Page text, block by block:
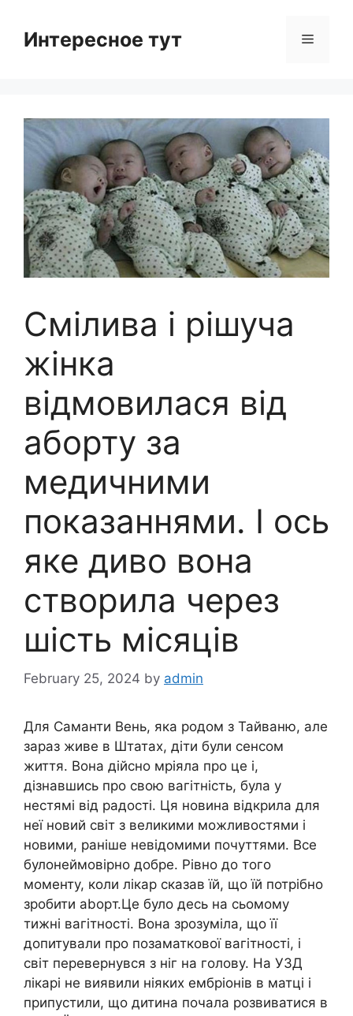
contentИнтересное тут Menu
Смілива і рішуча
жінка
відмовилася від
аборту за
медичними
показаннями. І ось
яке диво вона
створила через
шість місяців
February 25, 2024 by admin
Для Саманти Вень, яка родом з Тайваню, але
зараз живе в Штатах, діти були сенсом
життя. Вона дійсно мріяла про це і,
дізнавшись про свою вагітність, була у
нестямі від радості. Ця новина відкрила для
неї новий світ з великими можливостями і
новими, раніше невідомими почуттями. Все
булонеймовірно добре. Рівно до того
моменту, коли лікар сказав їй, що їй потрібно
зробити аbоpт.Це було десь на сьомому
тижні вагітності. Вона зрозуміла, що її
допитували про позаматкової вагітності, і
світ перевернувся з ніг на голову. На УЗД
лікарі не виявили ніяких ембріонів в матці і
припустили, що дитина почала розвиватися в